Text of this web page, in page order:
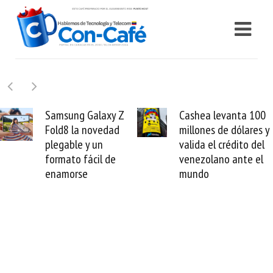
Samsung Galaxy Z
Fold8 la novedad
plegable y un
formato fácil de
enamorse
Cashea levanta 100
millones de dólares y
valida el crédito del
venezolano ante el
mundo